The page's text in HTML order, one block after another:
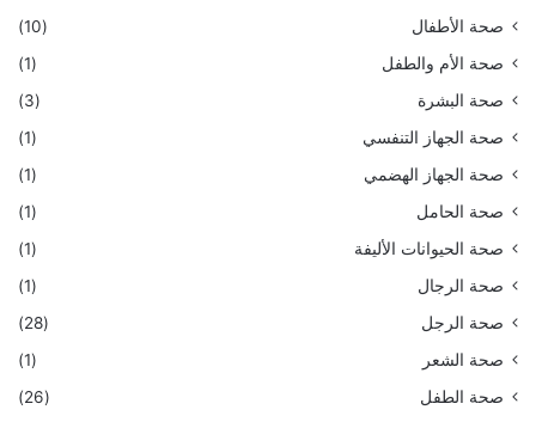
صحة الأطفال
(10)
صحة الأم والطفل
(1)
صحة البشرة
(3)
صحة الجهاز التنفسي
(1)
صحة الجهاز الهضمي
(1)
صحة الحامل
(1)
صحة الحيوانات الأليفة
(1)
صحة الرجال
(1)
صحة الرجل
(28)
صحة الشعر
(1)
صحة الطفل
(26)